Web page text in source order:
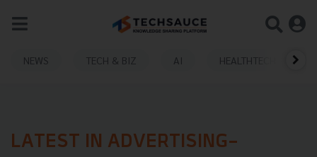
NEWS TECH & BIZ AI HEALTHTECH
LATEST IN ADVERTISING-